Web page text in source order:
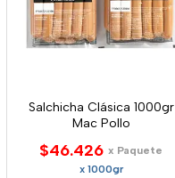
Salchicha Clásica 1000gr
Mac Pollo
$46.426 x Paquete
x 1000gr